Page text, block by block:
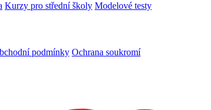
Kurzy pro střední školy Modelové testy
podmínky Ochrana soukromí